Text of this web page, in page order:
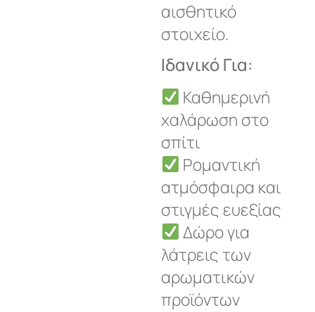
αισθητικό
στοιχείο.
Ιδανικό Για:
Καθημερινή
χαλάρωση στο
σπίτι
Ρομαντική
ατμόσφαιρα και
στιγμές ευεξίας
Δώρο για
λάτρεις των
αρωματικών
προϊόντων